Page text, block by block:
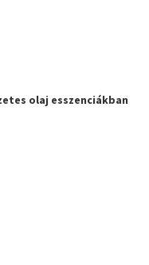
olaj esszenciákban